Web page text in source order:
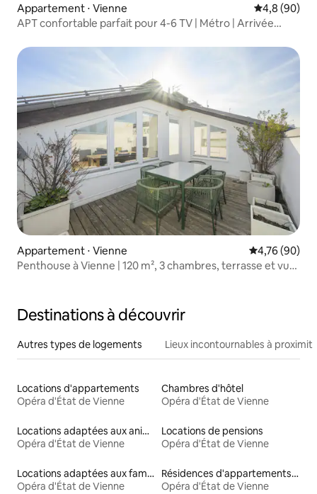
Appartement ⋅ Vienne Évaluation
4,8 (90)
APT confortable parfait pour 4-6 TV | Métro | Arrivée
Appartement ⋅ Vienne Évaluation
4,76 (90)
Penthouse à Vienne | 120 m², 3 chambres, terrasse et vue
Destinations à découvrir
Autres types de logements Lieux incontournables à
Locations d'appartements
Opéra d'État de Vienne
Chambres d'hôtel
Opéra d'État de Vienne
Locations adaptées aux animaux
Opéra d'État de Vienne
Locations de pensions
Opéra d'État de Vienne
Locations adaptées aux familles
Opéra d'État de Vienne
Résidences d'appartements en location
Opéra d'État de Vienne